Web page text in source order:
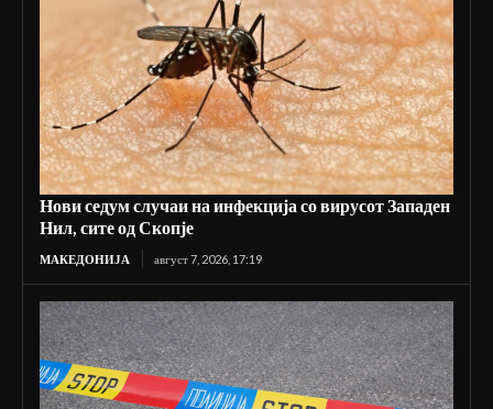
Нови седум случаи на инфекција со вирусот Западен
Нил, сите од Скопје
МАКЕДОНИЈА август 7, 2026, 17:19